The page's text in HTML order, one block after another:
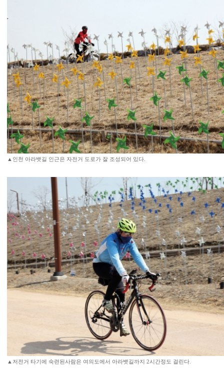
▲인천 아라뱃길 인근은 자전거 도로가 잘 조성되어 있다.
▲저전거 타기에 숙련된사람은 여의도에서 아라뱃길까지 2시간정도 걸린다.